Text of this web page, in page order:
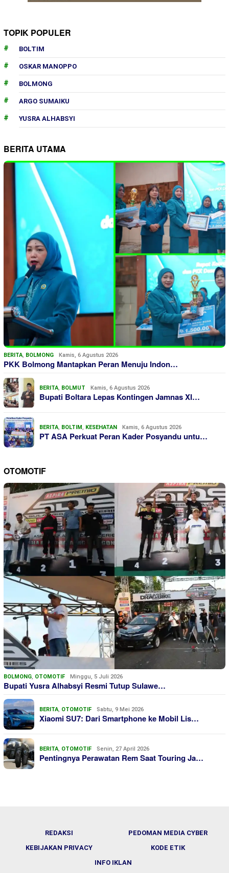
TOPIK POPULER
BOLTIM
OSKAR MANOPPO
BOLMONG
ARGO SUMAIKU
YUSRA ALHABSYI
BERITA UTAMA
BERITA, BOLMONG Kamis, 6 Agustus 2026
PKK Bolmong Mantapkan Peran Menuju Indon…
BERITA, BOLMUT Kamis, 6 Agustus 2026
Bupati Boltara Lepas Kontingen Jamnas XI…
BERITA, BOLTIM, KESEHATAN Kamis, 6 Agustus 2026
PT ASA Perkuat Peran Kader Posyandu untu…
OTOMOTIF
BOLMONG, OTOMOTIF Minggu, 5 Juli 2026
Bupati Yusra Alhabsyi Resmi Tutup Sulawe…
BERITA, OTOMOTIF Sabtu, 9 Mei 2026
Xiaomi SU7: Dari Smartphone ke Mobil Lis…
BERITA, OTOMOTIF Senin, 27 April 2026
Pentingnya Perawatan Rem Saat Touring Ja…
REDAKSI
PEDOMAN MEDIA CYBER
KEBIJAKAN PRIVACY
KODE ETIK
INFO IKLAN